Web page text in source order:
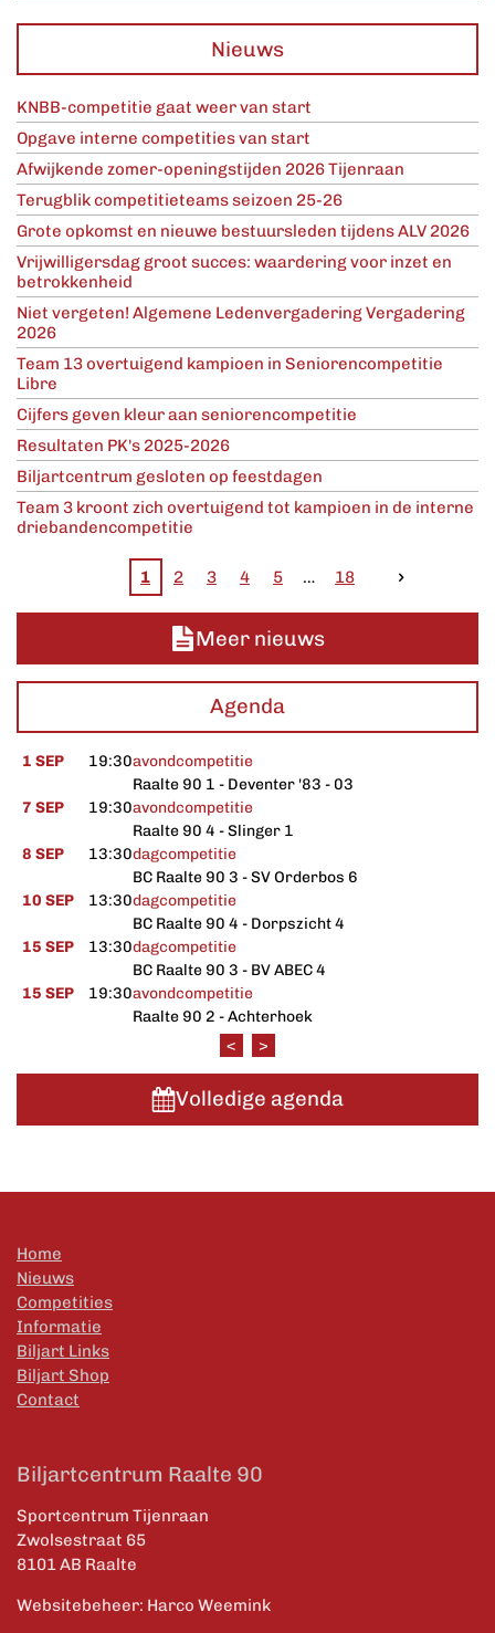
Nieuws
KNBB-competitie gaat weer van start
Opgave interne competities van start
Afwijkende zomer-openingstijden 2026 Tijenraan
Terugblik competitieteams seizoen 25-26
Grote opkomst en nieuwe bestuursleden tijdens ALV 2026
Vrijwilligersdag groot succes: waardering voor inzet en
betrokkenheid
Niet vergeten! Algemene Ledenvergadering Vergadering
2026
Team 13 overtuigend kampioen in Seniorencompetitie
Libre
Cijfers geven kleur aan seniorencompetitie
Resultaten PK's 2025-2026
Biljartcentrum gesloten op feestdagen
Team 3 kroont zich overtuigend tot kampioen in de interne
driebandencompetitie
1 2 3 4 5 18
Meer nieuws
Agenda
1 SEP 19:30avondcompetitie
Raalte 90 1 - Deventer '83 - 03
7 SEP
19:30avondcompetitie
Raalte 90 4 - Slinger 1
8 SEP
13:30dagcompetitie
BC Raalte 90 3 - SV Orderbos 6
10 SEP
13:30dagcompetitie
BC Raalte 90 4 - Dorpszicht 4
15 SEP
13:30dagcompetitie
BC Raalte 90 3 - BV ABEC 4
15 SEP
19:30avondcompetitie
Raalte 90 2 - Achterhoek
<
>
Volledige agenda
Home
Nieuws
Competities
Informatie
Biljart Links
Biljart Shop
Contact
Biljartcentrum Raalte 90
Sportcentrum Tijenraan
Zwolsestraat 65
8101 AB Raalte
Websitebeheer: Harco Weemink